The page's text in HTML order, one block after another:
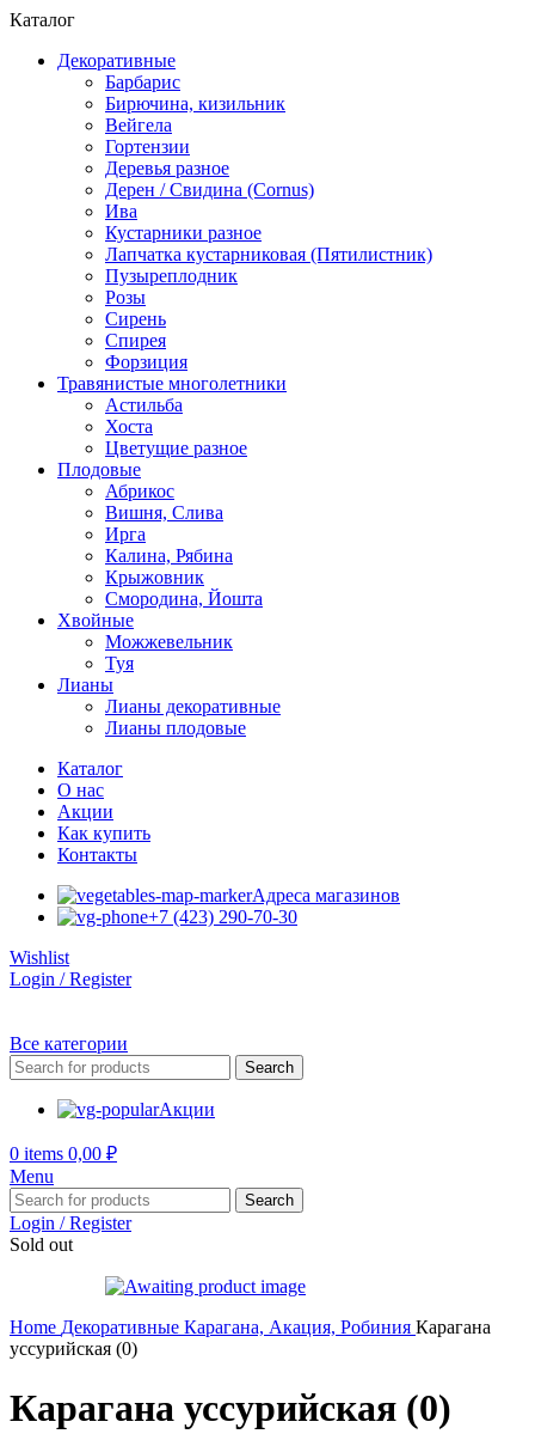
Каталог
Декоративные
Барбарис
Бирючина, кизильник
Вейгела
Гортензии
Деревья разное
Дерен / Свидина (Cornus)
Ива
Кустарники разное
Лапчатка кустарниковая (Пятилистник)
Пузыреплодник
Розы
Сирень
Спирея
Форзиция
Травянистые многолетники
Астильба
Хоста
Цветущие разное
Плодовые
Абрикос
Вишня, Слива
Ирга
Калина, Рябина
Крыжовник
Смородина, Йошта
Хвойные
Можжевельник
Туя
Лианы
Лианы декоративные
Лианы плодовые
Каталог
О нас
Акции
Как купить
Контакты
Адреса магазинов
+7 (423) 290-70-30
Wishlist
Login / Register
Все категории
Search
Акции
0 items 0,00 ₽
Menu
Search
Login / Register
Sold out
Home Декоративные Карагана, Акация, Робиния Карагана
уссурийская (0)
Карагана уссурийская (0)